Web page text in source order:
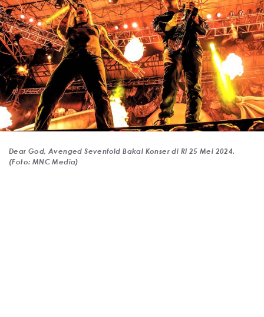
Dear God, Avenged Sevenfold Bakal Konser di RI 25 Mei 2024.
(Foto: MNC Media)